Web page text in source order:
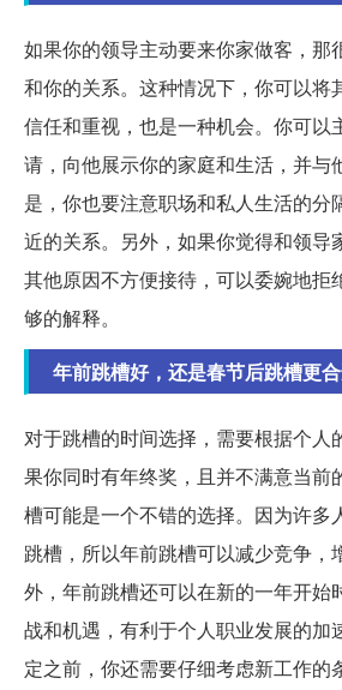
如果你的领导主动要来你家做客，那
和你的关系。这种情况下，你可以将
信任和重视，也是一种机会。你可以
请，向他展示你的家庭和生活，并与
是，你也要注意职场和私人生活的分
近的关系。另外，如果你觉得和领导
其他原因不方便接待，可以委婉地拒
够的解释。
年前跳槽好，还是春节后跳槽更
对于跳槽的时间选择，需要根据个人
果你同时有年终奖，且并不满意当前
槽可能是一个不错的选择。因为许多
跳槽，所以年前跳槽可以减少竞争，
外，年前跳槽还可以在新的一年开始
战和机遇，有利于个人职业发展的加
定之前，你还需要仔细考虑新工作的